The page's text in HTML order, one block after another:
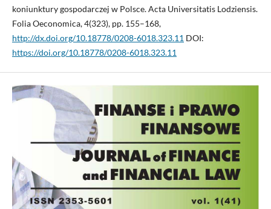
koniunktury gospodarczej w Polsce. Acta Universitatis Lodziensis.
Folia Oeconomica, 4(323), pp. 155–168,
http://dx.doi.org/10.18778/0208-6018.323.11 DOI:
https://doi.org/10.18778/0208-6018.323.11